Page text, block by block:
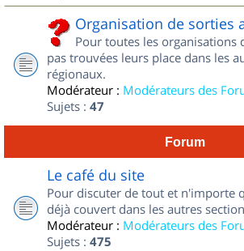
Organisation de sorties
Pour toutes les organisations
pas trouvées leurs place dans les
régionaux.
Modérateur : Modérateurs des
Sujets : 47
Forum
Le café du site
Pour discuter de tout et n'importe
déjà couvert dans les autres
Modérateur : Modérateurs des
Sujets : 475